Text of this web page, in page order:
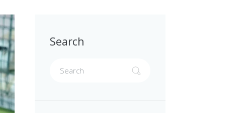
Search